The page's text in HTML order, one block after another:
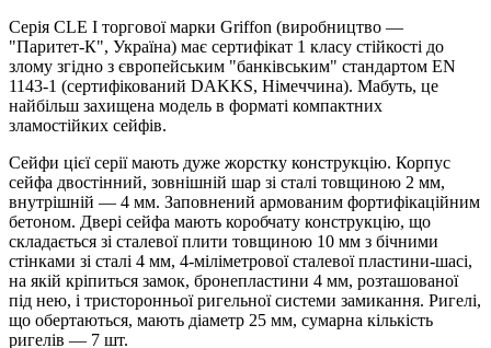
Серія CLE I торгової марки Griffon (виробництво —
"Паритет-К", Україна) має сертифікат 1 класу стійкості до
злому згідно з європейським "банківським" стандартом EN
1143-1 (сертифікований DAKKS, Німеччина). Мабуть, це
найбільш захищена модель в форматі компактних
зламостійких сейфів.
Сейфи цієї серії мають дуже жорстку конструкцію. Корпус
сейфа двостінний, зовнішній шар зі сталі товщиною 2 мм,
внутрішній — 4 мм. Заповнений армованим фортифікаційним
бетоном. Двері сейфа мають коробчату конструкцію, що
складається зі сталевої плити товщиною 10 мм з бічними
стінками зі сталі 4 мм, 4-міліметрової сталевої пластини-шасі,
на якій кріпиться замок, бронепластини 4 мм, розташованої
під нею, і тристоронньої ригельної системи замикання. Ригелі,
що обертаються, мають діаметр 25 мм, сумарна кількість
ригелів — 7 шт.